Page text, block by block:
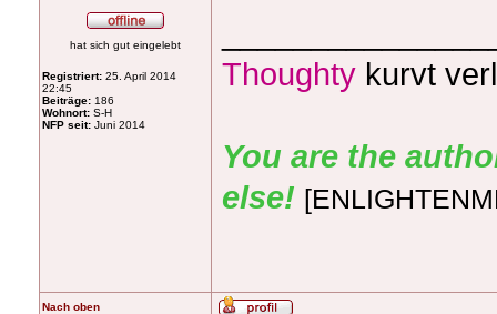
hat sich gut eingelebt
Registriert: 25. April 2014
22:45
Beiträge: 186
Wohnort: S-H
NFP seit: Juni 2014
Thoughty kurvt
You are the
else!
Nach oben